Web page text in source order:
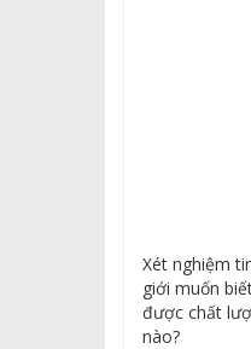
Xét nghiệm
giới muốn
được chất
nào?